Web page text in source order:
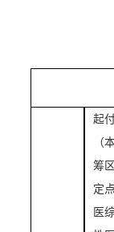
起
（
筹
定
医